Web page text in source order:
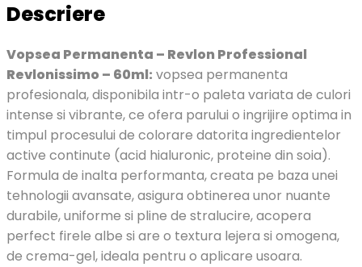
Descriere
Vopsea Permanenta – Revlon Professional
Revlonissimo – 60ml: vopsea permanenta
profesionala, disponibila intr-o paleta variata de culori
intense si vibrante, ce ofera parului o ingrijire optima in
timpul procesului de colorare datorita ingredientelor
active continute (acid hialuronic, proteine din soia).
Formula de inalta performanta, creata pe baza unei
tehnologii avansate, asigura obtinerea unor nuante
durabile, uniforme si pline de stralucire, acopera
perfect firele albe si are o textura lejera si omogena,
de crema-gel, ideala pentru o aplicare usoara.